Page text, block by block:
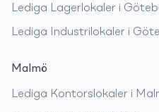
Lediga Lagerlokaler i
Lediga Industrilokaler i
Malmö
Lediga Kontorslokaler i